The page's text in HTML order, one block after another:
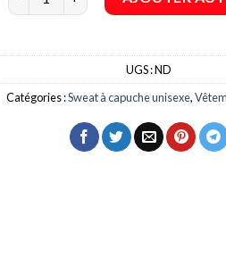
UGS :ND
Catégories :Sweat à capuche unisexe,